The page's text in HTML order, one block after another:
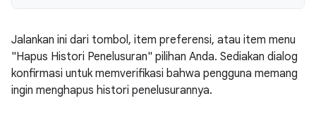
Jalankan ini dari tombol, item preferensi, atau item menu
"Hapus Histori Penelusuran" pilihan Anda. Sediakan dialog
konfirmasi untuk memverifikasi bahwa pengguna memang
ingin menghapus histori penelusurannya.